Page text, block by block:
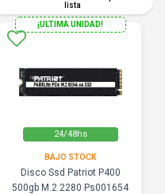
lista
24/48hs
¡ULTIMA UNIDAD!
BAJO STOCK
Disco Ssd Patriot P400
500gb M.2 2280 Ps001654